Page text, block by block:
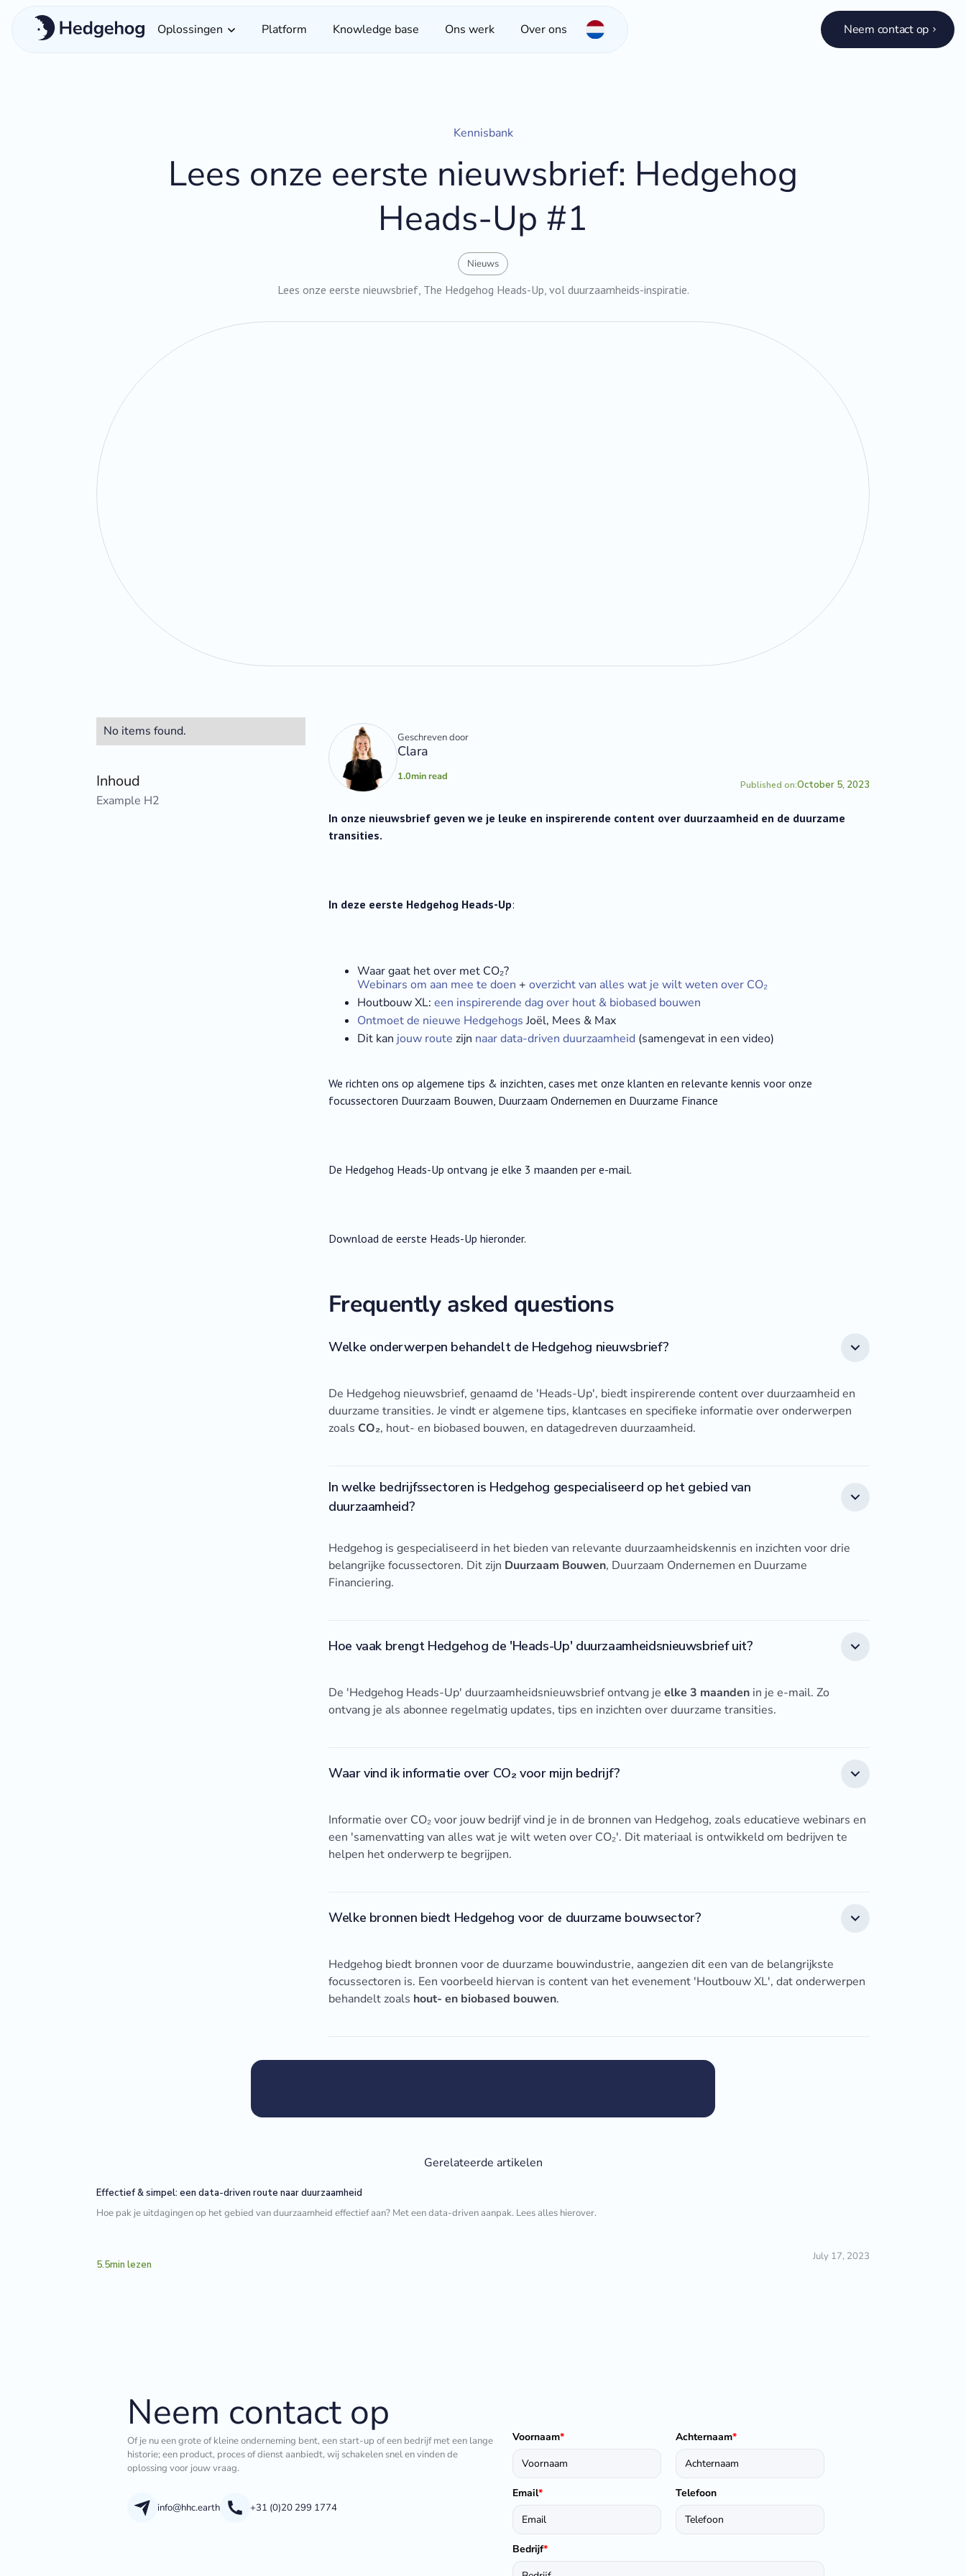
Oplossingen Platform Knowledge base Ons werk Over ons Neem contact op
Kennisbank
Lees onze eerste nieuwsbrief: Hedgehog
Heads-Up #1
Nieuws
Lees onze eerste nieuwsbrief, The Hedgehog Heads-Up, vol duurzaamheids-inspiratie.
No items found.
Inhoud
Example H2
Geschreven door
Clara
1.0min read
Published on:October 5, 2023
In onze nieuwsbrief geven we je leuke en inspirerende content over duurzaamheid en de duurzame
transities.
In deze eerste Hedgehog Heads-Up:
Waar gaat het over met CO₂?
Webinars om aan mee te doen + overzicht van alles wat je wilt weten over CO₂
Houtbouw XL: een inspirerende dag over hout & biobased bouwen
Ontmoet de nieuwe HedgehogsJoël, Mees & Max
Dit kan jouw route zijn naar data-driven duurzaamheid (samengevat in een video)
We richten ons op algemene tips & inzichten, cases met onze klanten en relevante kennis voor onze
focussectoren Duurzaam Bouwen, Duurzaam Ondernemen en Duurzame Finance
De Hedgehog Heads-Up ontvang je elke 3 maanden per e-mail.
Download de eerste Heads-Up hieronder.
Frequently asked questions
Welke onderwerpen behandelt de Hedgehog nieuwsbrief?
De Hedgehog nieuwsbrief, genaamd de 'Heads-Up', biedt inspirerende content over duurzaamheid en
duurzame transities. Je vindt er algemene tips, klantcases en specifieke informatie over onderwerpen
zoals CO₂, hout- en biobased bouwen, en datagedreven duurzaamheid.
In welke bedrijfssectoren is Hedgehog gespecialiseerd op het gebied van
duurzaamheid?
Hedgehog is gespecialiseerd in het bieden van relevante duurzaamheidskennis en inzichten voor drie
belangrijke focussectoren. Dit zijn Duurzaam Bouwen, Duurzaam Ondernemen en Duurzame
Financiering.
Hoe vaak brengt Hedgehog de 'Heads-Up' duurzaamheidsnieuwsbrief uit?
De 'Hedgehog Heads-Up' duurzaamheidsnieuwsbrief ontvang je elke 3 maandenin je e-mail. Zo
ontvang je als abonnee regelmatig updates, tips en inzichten over duurzame transities.
Waar vind ik informatie over CO₂ voor mijn bedrijf?
Informatie over CO₂ voor jouw bedrijf vind je in de bronnen van Hedgehog, zoals educatieve webinars en
een 'samenvatting van alles wat je wilt weten over CO₂'. Dit materiaal is ontwikkeld om bedrijven te
helpen het onderwerp te begrijpen.
Welke bronnen biedt Hedgehog voor de duurzame bouwsector?
Hedgehog biedt bronnen voor de duurzame bouwindustrie, aangezien dit een van de belangrijkste
focussectoren is. Een voorbeeld hiervan is content van het evenement 'Houtbouw XL', dat onderwerpen
behandelt zoals hout- en biobased bouwen.
Gerelateerde artikelen
Effectief & simpel: een data-driven route naar duurzaamheid
Hoe pak je uitdagingen op het gebied van duurzaamheid effectief aan? Met een data-driven aanpak. Lees alles hierover.
5.5min lezen
July 17, 2023
Neem contact op
Of je nu een grote of kleine onderneming bent, een start-up of een bedrijf met een lange
historie; een product, proces of dienst aanbiedt, wij schakelen snel en vinden de
oplossing voor jouw vraag.
info@hhc.earth +31 (0)20 299 1774
Voornaam* Achternaam*
Email* Telefoon
Bedrijf*